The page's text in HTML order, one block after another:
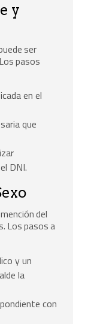
y
ser
pasos
en el
que
DNI.
del
Los pasos a
y un
la
con